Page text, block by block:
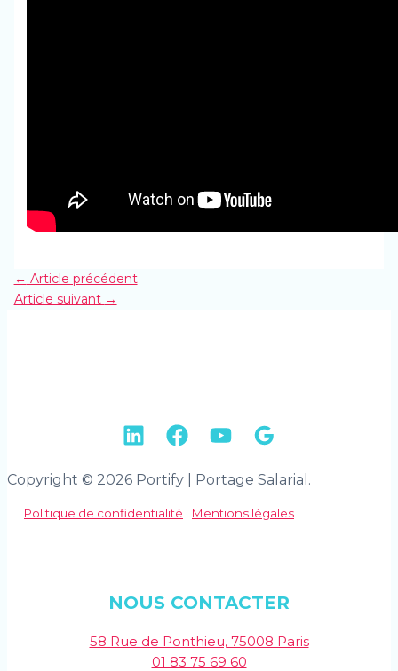
← Article précédent
Article suivant →
Copyright © 2026 Portify | Portage Salarial.
Politique de confidentialité | Mentions légales
NOUS CONTACTER
58 Rue de Ponthieu, 75008 Paris
01 83 75 69 60